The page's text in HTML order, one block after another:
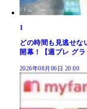
1
どの時間も見逃せ
開幕！【週プレ グラ
2026年08月06日 20:00